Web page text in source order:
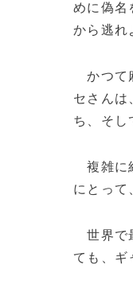
めに偽名
から逃れ
かつて
セさんは
ち、そし
複雑に
にとって
世界で
ても、ギ